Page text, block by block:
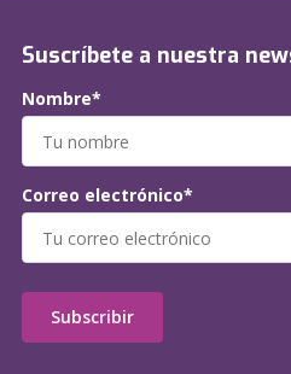
Suscríbete a nuestra
Nombre*
Correo electrónico*
Subscribir